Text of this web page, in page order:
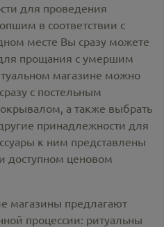
для проведения
в соответствии с
месте Вы сразу можете
прощания с умершим
магазине можно
сразу с постельным
а также выбрать
принадлежности для
к ним представлены
доступном ценовом
магазины предлагают
процессии: ритуальны